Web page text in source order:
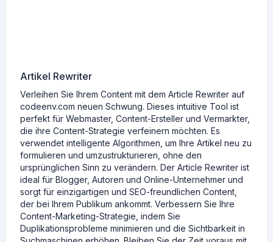
Artikel Rewriter
Verleihen Sie Ihrem Content mit dem Article Rewriter auf
codeenv.com neuen Schwung. Dieses intuitive Tool ist
perfekt für Webmaster, Content-Ersteller und Vermarkter,
die ihre Content-Strategie verfeinern möchten. Es
verwendet intelligente Algorithmen, um Ihre Artikel neu zu
formulieren und umzustrukturieren, ohne den
ursprünglichen Sinn zu verändern. Der Article Rewriter ist
ideal für Blogger, Autoren und Online-Unternehmer und
sorgt für einzigartigen und SEO-freundlichen Content,
der bei Ihrem Publikum ankommt. Verbessern Sie Ihre
Content-Marketing-Strategie, indem Sie
Duplikationsprobleme minimieren und die Sichtbarkeit in